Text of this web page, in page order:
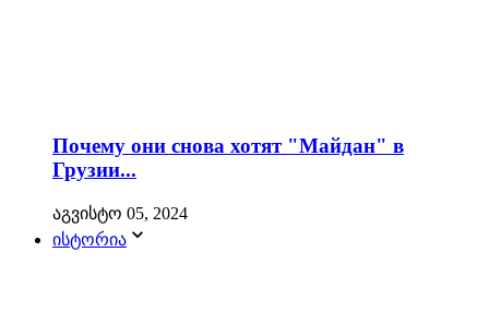
Почему они снова хотят "Майдан" в
Грузии...
აგვისტო 05, 2024
ისტორია